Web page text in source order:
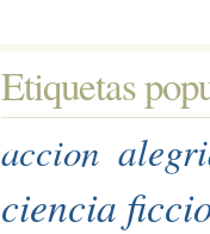
Etiquetas
accion
ciencia